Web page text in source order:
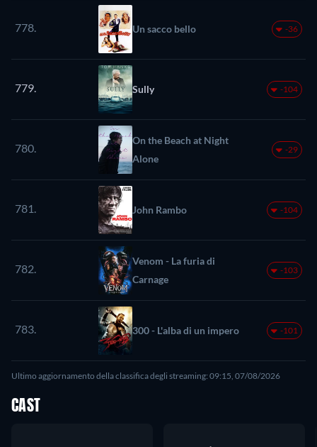
778. Un sacco bello -36
779. Sully -104
780.
On the Beach at Night
Alone
-29
781. John Rambo -104
782.
Venom - La furia di
Carnage
-103
783. 300 - L'alba di un impero -101
Ultimo aggiornamento della classifica degli streaming: 09:15, 07/08/2026
CAST